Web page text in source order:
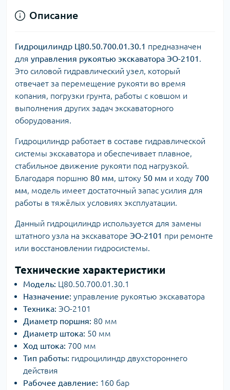
Описание
Гидроцилиндр Ц80.50.700.01.30.1 предназначен
для управления рукоятью экскаватора ЭО-2101 .
Это силовой гидравлический узел, который
отвечает за перемещение рукояти во время
копания, погрузки грунта, работы с ковшом и
выполнения других задач экскаваторного
оборудования.
Гидроцилиндр работает в составе гидравлической
системы экскаватора и обеспечивает плавное,
стабильное движение рукояти под нагрузкой.
Благодаря поршню 80 мм, штоку 50 мм и ходу 700
мм, модель имеет достаточный запас усилия для
работы в тяжёлых условиях эксплуатации.
Данный гидроцилиндр используется для замены
штатного узла на экскаваторе ЭО-2101 при ремонте
или восстановлении гидросистемы.
Технические характеристики
Модель: Ц80.50.700.01.30.1
Назначение: управление рукоятью экскаватора
Техника: ЭО-2101
Диаметр поршня: 80 мм
Диаметр штока: 50 мм
Ход штока: 700 мм
Тип работы: гидроцилиндр двухстороннего
действия
Рабочее давление: 160 бар